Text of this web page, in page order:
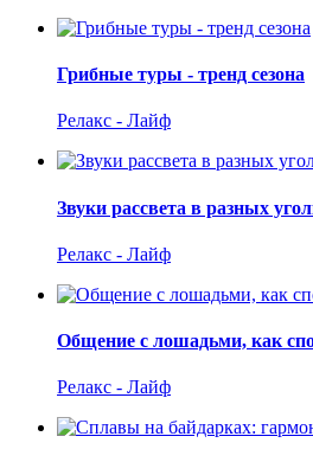
Грибные туры - тренд сезона
Релакс - Лайф
Звуки рассвета в разных
Релакс - Лайф
Общение с лошадьми, как
Релакс - Лайф